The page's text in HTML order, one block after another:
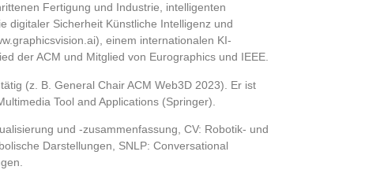
Fertigung und Industrie, intelligenten
digitaler Sicherheit Künstliche Intelligenz und
einem internationalen KI-
der ACM und Mitglied von Eurographics und IEEE.
(z. B. General Chair ACM Web3D 2023). Er ist
Tool and Applications (Springer).
und -zusammenfassung, CV: Robotik- und
Darstellungen, SNLP: Conversational